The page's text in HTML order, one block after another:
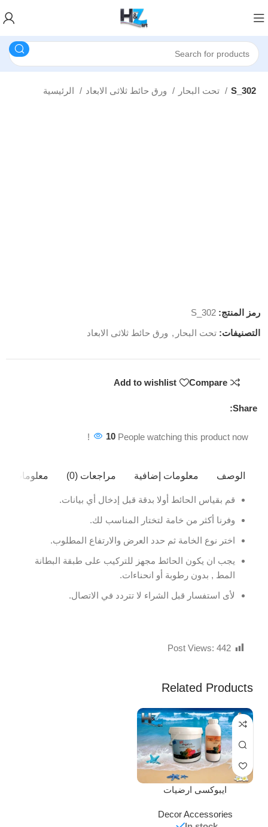
تحت البحار S_302
رمز المنتج:S_302
التصنيفات: تحت البحار , ورق حائط ثلاثى الابعاد
Compare
Add to wishlist
Share:
10 People watching this product now!
الوصف معلومات إضافية مراجعات (0) معلومات
قم بقياس الحائط أولا بدقة قبل إدخال أي بيانات.
وفرنا أكثر من خامة لتختار المناسب لك.
اختر نوع الخامة ثم حدد العرض والارتفاع المطلوب.
يجب ان يكون الحائط مجهز للتركيب على طبقة البطانة
المط , بدون رطوبة أو انحناءات.
لأى استفسار قبل الشراء لا تتردد في الاتصال.
Post Views: 442
Related Products
ايبوكسى ارضيات
Decor Accessories